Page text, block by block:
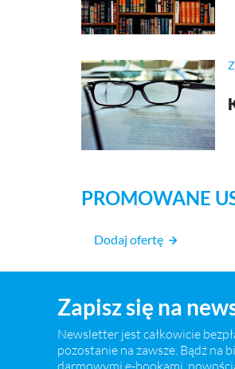
PROMOWANE
Dodaj ofertę
Zapisz się na
Newsletter jest całkowicie
pozostanie na zawsze. Bądź na
darmowymi e-bookami,